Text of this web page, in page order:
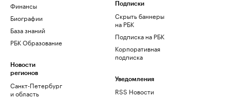
Финансы
Биографии
База знаний
РБК Образование
Новости
регионов
Санкт-Петербург
и область
Подписки
Скрыть баннеры
на РБК
Подписка на РБК
Корпоративная
подписка
Уведомления
RSS Новости